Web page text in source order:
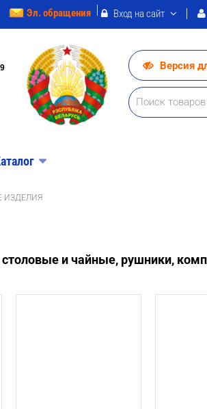
Вход на сайт
Эл. обращения
Версия
ИЗДЕЛИЯ
и чайные, рушники,